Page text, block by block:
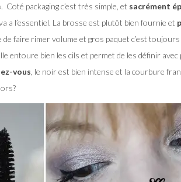
Coté packaging c’est très simple, et sacrément
a l’essentiel. La brosse est plutôt bien fournie et
de faire rimer volume et gros paquet c’est
entoure bien les cils et permet de les définir
vous , le noir est bien intense et la courbure